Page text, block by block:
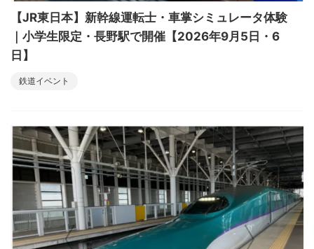
【JR東日本】新幹線運転士・車掌シミュレータ体験
｜小学生限定・長野駅で開催【2026年9月5日・6
日】
鉄道イベント